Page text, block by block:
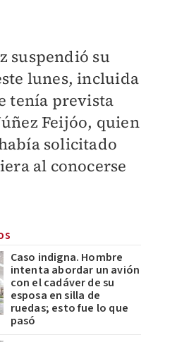
suspendió su
lunes, incluida
tenía prevista
Feijóo, quien
solicitado
al conocerse
Caso indigna. Hombre
intenta abordar un avión
con el cadáver de su
esposa en silla de
ruedas; esto fue lo que
pasó